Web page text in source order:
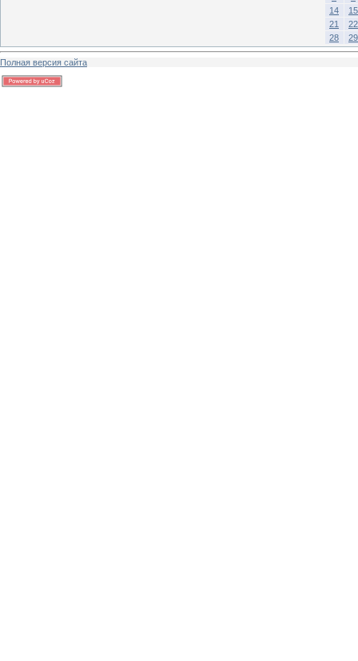
14
15
21
22
28
29
Полная версия сайта